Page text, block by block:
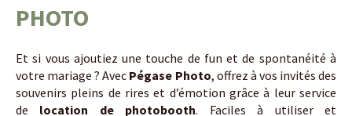
PHOTO
Et si vous ajoutiez une touche de fun et de spontanéité à
votre mariage ? Avec Pégase Photo, offrez à vos invités des
souvenirs pleins de rires et d’émotion grâce à leur service
de location de photobooth. Faciles à utiliser et